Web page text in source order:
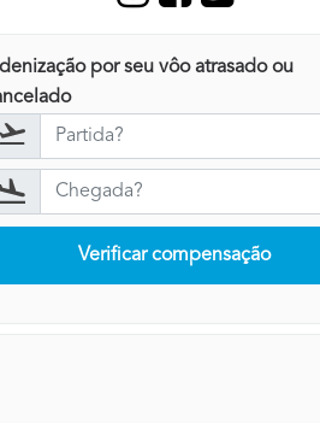
por seu vôo atrasado ou
Verificar compensação